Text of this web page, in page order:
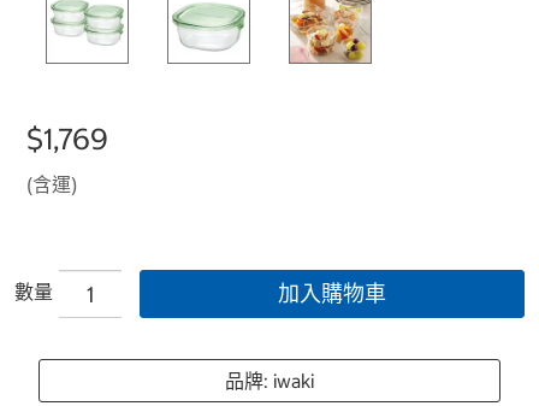
$1,769
(含運)
數量 加入購物車
品牌: iwaki